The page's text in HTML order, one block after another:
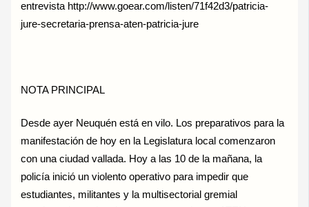
entrevista http://www.goear.com/listen/71f42d3/patricia-
jure-secretaria-prensa-aten-patricia-jure
NOTA PRINCIPAL
Desde ayer Neuquén está en vilo. Los preparativos para la
manifestación de hoy en la Legislatura local comenzaron
con una ciudad vallada. Hoy a las 10 de la mañana, la
policía inició un violento operativo para impedir que
estudiantes, militantes y la multisectorial gremial